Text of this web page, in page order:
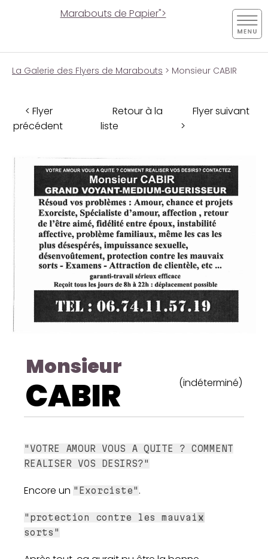
Marabouts de Papier">
La Galerie des Flyers de Marabouts > Monsieur CABIR
< Flyer
précédent
Retour à la
liste
Flyer suivant
>
Monsieur
CABIR (indéterminé)
"VOTRE AMOUR VOUS A QUITE ? COMMENT
REALISER VOS DESIRS?"
Encore un "Exorciste" .
"protection contre les mauvai x
sorts"